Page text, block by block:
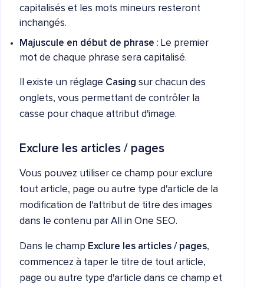
capitalisés et les mots mineurs resteront
inchangés.
Majuscule en début de phrase : Le premier
mot de chaque phrase sera capitalisé.
Il existe un réglage Casing sur chacun des
onglets, vous permettant de contrôler la
casse pour chaque attribut d'image.
Exclure les articles / pages
Vous pouvez utiliser ce champ pour exclure
tout article, page ou autre type d'article de la
modification de l'attribut de titre des images
dans le contenu par All in One SEO.
Dans le champ Exclure les articles / pages,
commencez à taper le titre de tout article,
page ou autre type d'article dans ce champ et